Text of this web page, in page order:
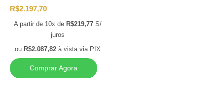
R$2.197,70
A partir de 10x de R$219,77 S/
juros
ou R$2.087,82 à vista via PIX
Comprar Agora